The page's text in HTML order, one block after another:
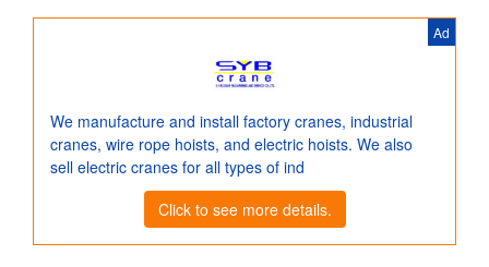
Ad
We manufacture and install factory cranes, industrial
cranes, wire rope hoists, and electric hoists. We also
sell electric cranes for all types of ind
Click to see more details.